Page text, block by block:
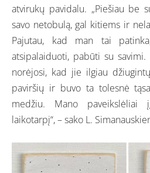
atvirukų pavidalu. „Piešiau be
savo netobulą, gal kitiems ir
Pajutau, kad man tai
atsipalaiduoti, pabūti su
norėjosi, kad jie ilgiau
paviršių ir buvo ta tolesnė
medžiu. Mano paveikslėliai
laikotarpį“, – sako L.